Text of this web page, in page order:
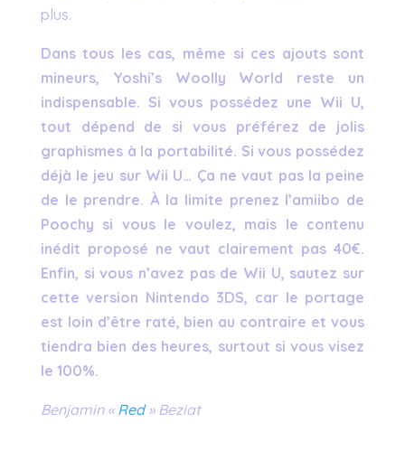
plus.
Dans tous les cas, même si ces ajouts sont
mineurs, Yoshi’s Woolly World reste un
indispensable. Si vous possédez une Wii U,
tout dépend de si vous préférez de jolis
graphismes à la portabilité. Si vous possédez
déjà le jeu sur Wii U… Ça ne vaut pas la peine
de le prendre. À la limite prenez l’amiibo de
Poochy si vous le voulez, mais le contenu
inédit proposé ne vaut clairement pas 40€.
Enfin, si vous n’avez pas de Wii U, sautez sur
cette version Nintendo 3DS, car le portage
est loin d’être raté, bien au contraire et vous
tiendra bien des heures, surtout si vous visez
le 100%.
Benjamin « Red» Beziat